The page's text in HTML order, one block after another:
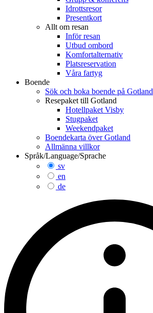
Idrottsresor
Presentkort
Allt om resan
Inför resan
Utbud ombord
Komfortalternativ
Platsreservation
Våra fartyg
Boende
Sök och boka boende på Gotland
Resepaket till Gotland
Hotellpaket Visby
Stugpaket
Weekendpaket
Boendekarta över Gotland
Allmänna villkor
Språk/Language/Sprache
sv
en
de